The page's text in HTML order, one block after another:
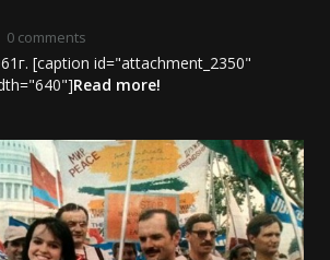
0 comments
[caption id="attachment_2350"
Read more!